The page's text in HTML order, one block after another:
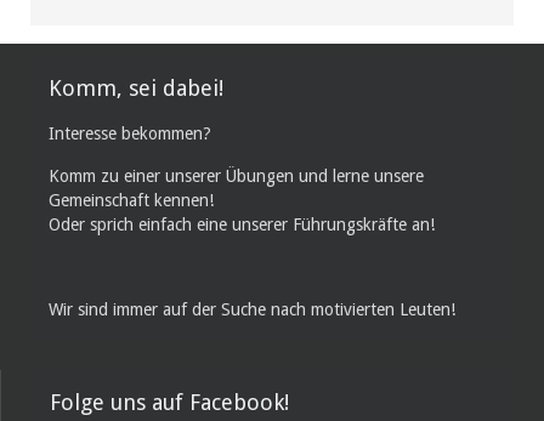
Komm, sei dabei!
Interesse bekommen?
Komm zu einer unserer Übungen und lerne unsere
Gemeinschaft kennen!
Oder sprich einfach eine unserer Führungskräfte an!
Wir sind immer auf der Suche nach motivierten Leuten!
Folge uns auf Facebook!